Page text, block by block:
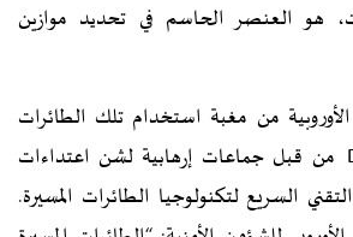
هو العنصر الحاسم في تحديد موازين
من مغبة استخدام تلك الطائرات
المسيرة “درون” Drone من قبل جماعات إرهابية لشن اعتداءات
السريع لتكنولوجيا الطائرات المسيرة.